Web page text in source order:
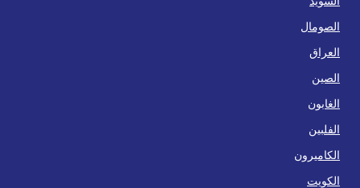
الصومال
العراق
الصين
الغابون
الفلبين
الكاميرون
الكويت